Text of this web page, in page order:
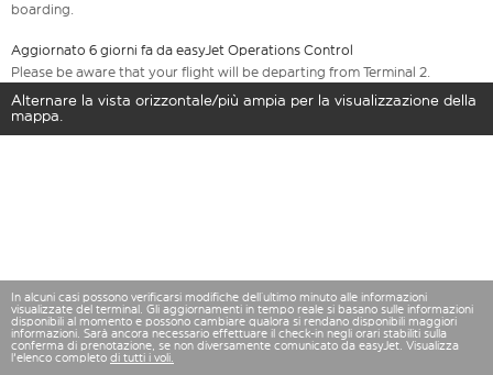
boarding.
Aggiornato 6 giorni fa da easyJet Operations Control
Please be aware that your flight will be departing from Terminal 2.
Alternare la vista orizzontale/più ampia per la visualizzazione della
mappa.
In alcuni casi possono verificarsi modifiche dell’ultimo minuto alle informazioni
visualizzate del terminal. Gli aggiornamenti in tempo reale si basano sulle informazioni
disponibili al momento e possono cambiare qualora si rendano disponibili maggiori
informazioni. Sarà ancora necessario effettuare il check-in negli orari stabiliti sulla
conferma di prenotazione, se non diversamente comunicato da easyJet. Visualizza
l'elenco completo di tutti i voli.